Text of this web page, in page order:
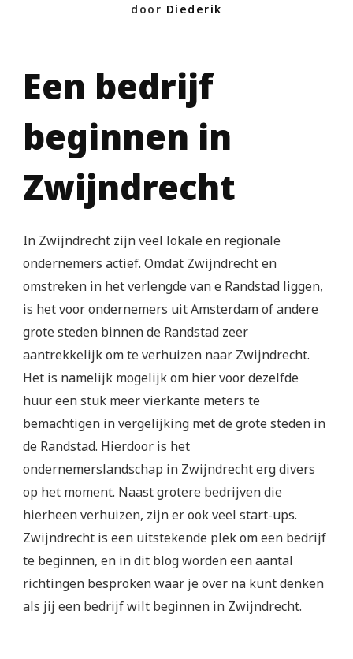
door Diederik
Een bedrijf
beginnen in
Zwijndrecht
In Zwijndrecht zijn veel lokale en regionale
ondernemers actief. Omdat Zwijndrecht en
omstreken in het verlengde van e Randstad liggen,
is het voor ondernemers uit Amsterdam of andere
grote steden binnen de Randstad zeer
aantrekkelijk om te verhuizen naar Zwijndrecht.
Het is namelijk mogelijk om hier voor dezelfde
huur een stuk meer vierkante meters te
bemachtigen in vergelijking met de grote steden in
de Randstad. Hierdoor is het
ondernemerslandschap in Zwijndrecht erg divers
op het moment. Naast grotere bedrijven die
hierheen verhuizen, zijn er ook veel start-ups.
Zwijndrecht is een uitstekende plek om een bedrijf
te beginnen, en in dit blog worden een aantal
richtingen besproken waar je over na kunt denken
als jij een bedrijf wilt beginnen in Zwijndrecht.